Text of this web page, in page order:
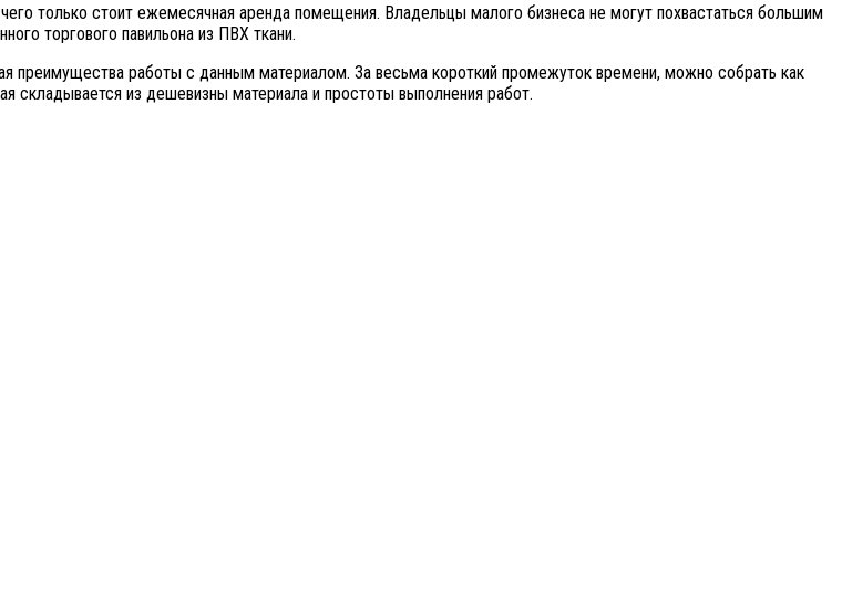
только стоит ежемесячная аренда помещения. Владельцы малого бизнеса не могут похвастаться большим
торгового павильона из ПВХ ткани.
преимущества работы с данным материалом. За весьма короткий промежуток времени, можно собрать как
складывается из дешевизны материала и простоты выполнения работ.